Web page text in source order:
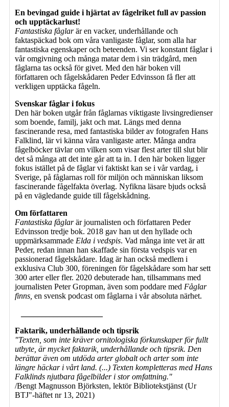
En bevingad guide i hjärtat av fågelriket full av passion
och upptäckarlust!
Fantastiska fåglarär en vacker, underhållande och
faktaspäckad bok om våra vanligaste fåglar, som alla har
fantastiska egenskaper och beteenden. Vi ser konstant fåglar i
vår omgivning och många matar dem i sin trädgård, men
fåglarna tas också för givet. Med den här boken vill
författaren och fågelskådaren Peder Edvinsson få fler att
verkligen upptäcka fågeln.
Svenskar fåglar i fokus
Den här boken utgår från fåglarnas viktigaste livsingredienser
som boende, familj, jakt och mat. Längs med denna
fascinerande resa, med fantastiska bilder av fotografen Hans
Falklind, lär vi känna våra vanligaste arter. Många andra
fågelböcker tävlar om vilken som visar flest arter till slut blir
det så många att det inte går att ta in. I den här boken ligger
fokus istället på de fåglar vi faktiskt kan se i vår vardag, i
Sverige, på fåglarnas roll för miljön och människan liksom
fascinerande fågelfakta överlag. Nyfikna läsare bjuds också
på en vägledande guide till fågelskådning.
Om författaren
Fantastiska fåglarär journalisten och författaren Peder
Edvinsson tredje bok. 2018 gav han ut den hyllade och
uppmärksammade Elda i vedspis. Vad många inte vet är att
Peder, redan innan han skaffade sin första vedspis var en
passionerad fågelskådare. Idag är han också medlem i
exklusiva Club 300, föreningen för fågelskådare som har sett
300 arter eller fler. 2020 debuterade han, tillsammans med
journalisten Peter Gropman, även som poddare med Fåglar
finns, en svensk podcast om fåglarna i vår absoluta närhet.
Faktarik, underhållande och tipsrik
"Texten, som inte kräver ornitologiska förkunskaper för fullt
utbyte, är mycket faktarik, underhållande och tipsrik. Den
berättar även om utdöda arter globalt och arter som inte
längre häckar i vårt land. (...) Texten kompletteras med Hans
Falklinds njutbara fågelbilder i stor omfattning."
/Bengt Magnusson Björksten, lektör Bibliotekstjänst (Ur
BTJ"-häftet nr 13, 2021)